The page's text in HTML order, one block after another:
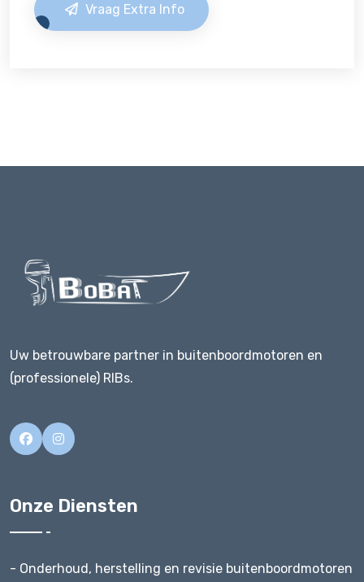
Vraag Extra Info
Uw betrouwbare partner in buitenboordmotoren en
(professionele) RIBs.
Onze Diensten
- Onderhoud, herstelling en revisie buitenboordmotoren